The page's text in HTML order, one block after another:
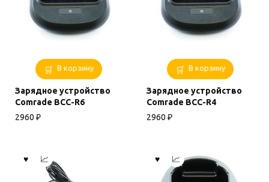
В корзину
Зарядное устройство
Comrade BCC-R6
2960 ₽
В корзину
Зарядное устройство
Comrade BCC-R4
2960 ₽